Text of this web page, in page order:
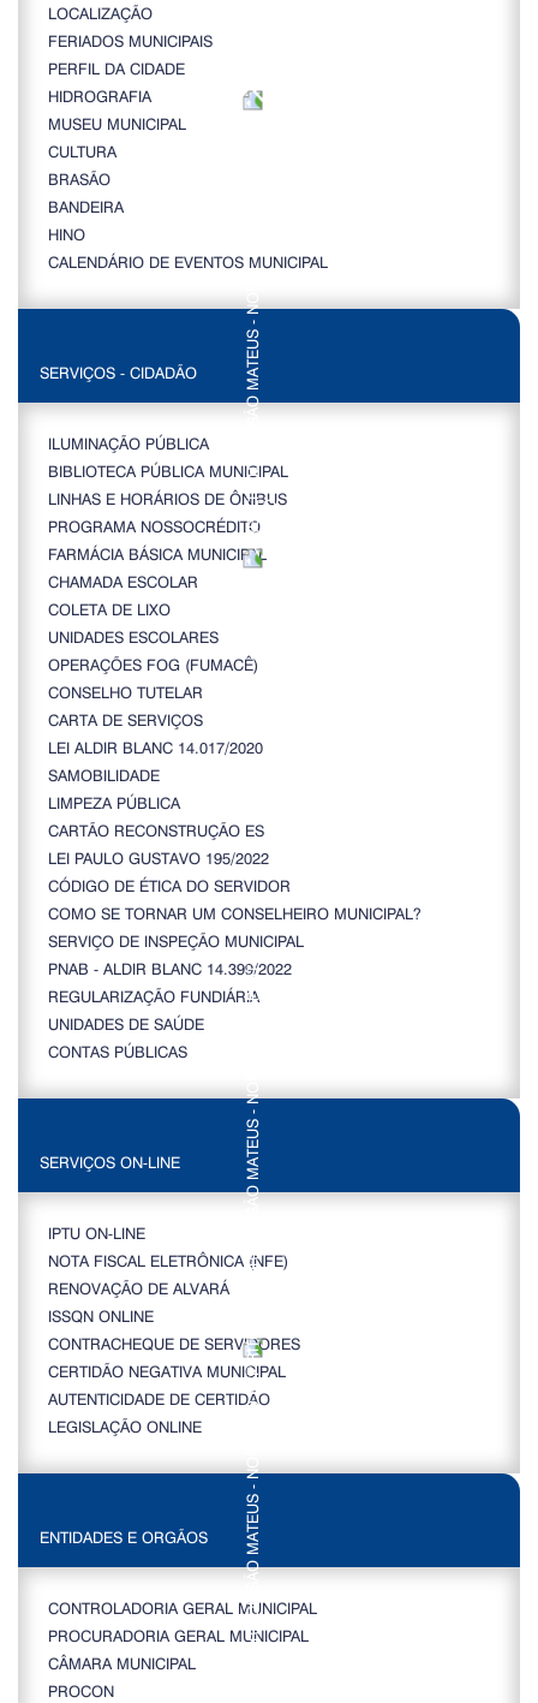
LOCALIZAÇÃO
FERIADOS MUNICIPAIS
PERFIL DA CIDADE
HIDROGRAFIA
MUSEU MUNICIPAL
CULTURA
BRASÃO
BANDEIRA
HINO
CALENDÁRIO DE EVENTOS MUNICIPAL
SERVIÇOS - CIDADÃO
ILUMINAÇÃO PÚBLICA
BIBLIOTECA PÚBLICA MUNICIPAL
LINHAS E HORÁRIOS DE ÔNIBUS
PROGRAMA NOSSOCRÉDITO
FARMÁCIA BÁSICA MUNICIPAL
CHAMADA ESCOLAR
COLETA DE LIXO
UNIDADES ESCOLARES
OPERAÇÕES FOG (FUMACÊ)
CONSELHO TUTELAR
CARTA DE SERVIÇOS
LEI ALDIR BLANC 14.017/2020
SAMOBILIDADE
LIMPEZA PÚBLICA
CARTÃO RECONSTRUÇÃO ES
LEI PAULO GUSTAVO 195/2022
CÓDIGO DE ÉTICA DO SERVIDOR
COMO SE TORNAR UM CONSELHEIRO MUNICIPAL?
SERVIÇO DE INSPEÇÃO MUNICIPAL
PNAB - ALDIR BLANC 14.399/2022
REGULARIZAÇÃO FUNDIÁRIA
UNIDADES DE SAÚDE
CONTAS PÚBLICAS
SERVIÇOS ON-LINE
IPTU ON-LINE
NOTA FISCAL ELETRÔNICA (NFE)
RENOVAÇÃO DE ALVARÁ
ISSQN ONLINE
CONTRACHEQUE DE SERVIDORES
CERTIDÃO NEGATIVA MUNICIPAL
AUTENTICIDADE DE CERTIDÃO
LEGISLAÇÃO ONLINE
ENTIDADES E ORGÃOS
CONTROLADORIA GERAL MUNICIPAL
PROCURADORIA GERAL MUNICIPAL
CÂMARA MUNICIPAL
PROCON